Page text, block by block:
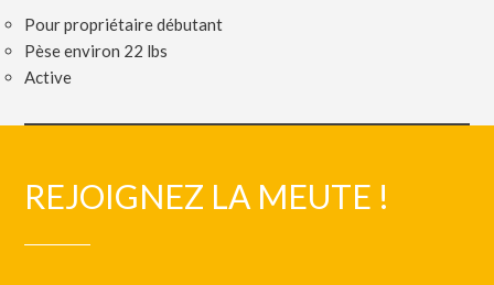
Pour propriétaire débutant
Pèse environ 22 lbs
Active
REJOIGNEZ LA MEUTE !